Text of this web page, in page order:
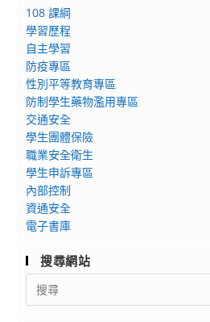
108 課綱
學習歷程
自主學習
防疫專區
性別平等教育專區
防制學生藥物濫用專區
交通安全
學生團體保險
職業安全衛生
學生申訴專區
內部控制
資通安全
電子書庫
搜尋網站
Search
for: